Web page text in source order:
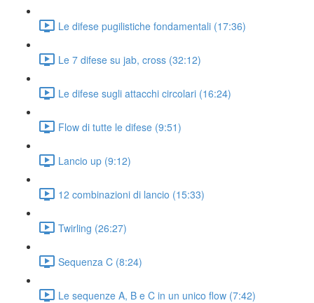
Le difese pugilistiche fondamentali (17:36)
Le 7 difese su jab, cross (32:12)
Le difese sugli attacchi circolari (16:24)
Flow di tutte le difese (9:51)
Lancio up (9:12)
12 combinazioni di lancio (15:33)
Twirling (26:27)
Sequenza C (8:24)
Le sequenze A, B e C in un unico flow (7:42)